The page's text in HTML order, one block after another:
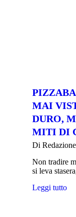
MAI
DURO,
MITI DI
Di
Non tradire
si leva
Leggi tutto